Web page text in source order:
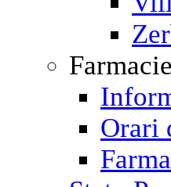
Farmacie
Orari